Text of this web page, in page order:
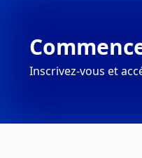
Inscrivez-vous et